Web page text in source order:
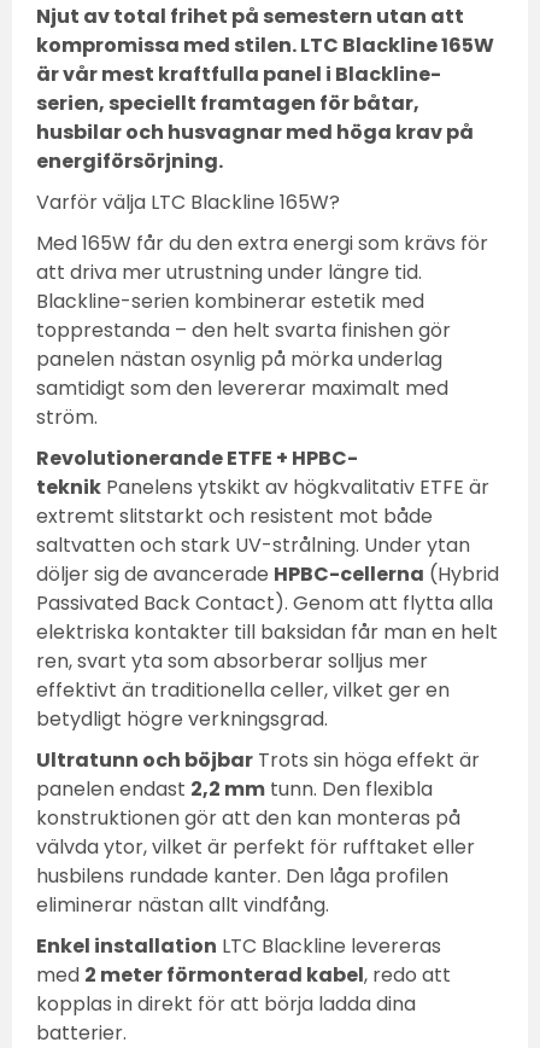
Njut av total frihet på semestern utan att
kompromissa med stilen. LTC Blackline 165W
är vår mest kraftfulla panel i Blackline-
serien, speciellt framtagen för båtar,
husbilar och husvagnar med höga krav på
energiförsörjning.
Varför välja LTC Blackline 165W?
Med 165W får du den extra energi som krävs för
att driva mer utrustning under längre tid.
Blackline-serien kombinerar estetik med
topprestanda – den helt svarta finishen gör
panelen nästan osynlig på mörka underlag
samtidigt som den levererar maximalt med
ström.
Revolutionerande ETFE + HPBC-
teknik Panelens ytskikt av högkvalitativ ETFE är
extremt slitstarkt och resistent mot både
saltvatten och stark UV-strålning. Under ytan
döljer sig de avancerade HPBC-cellerna (Hybrid
Passivated Back Contact). Genom att flytta alla
elektriska kontakter till baksidan får man en helt
ren, svart yta som absorberar solljus mer
effektivt än traditionella celler, vilket ger en
betydligt högre verkningsgrad.
Ultratunn och böjbar Trots sin höga effekt är
panelen endast 2,2 mm tunn. Den flexibla
konstruktionen gör att den kan monteras på
välvda ytor, vilket är perfekt för rufftaket eller
husbilens rundade kanter. Den låga profilen
eliminerar nästan allt vindfång.
Enkel installation LTC Blackline levereras
med 2 meter förmonterad kabel, redo att
kopplas in direkt för att börja ladda dina
batterier.